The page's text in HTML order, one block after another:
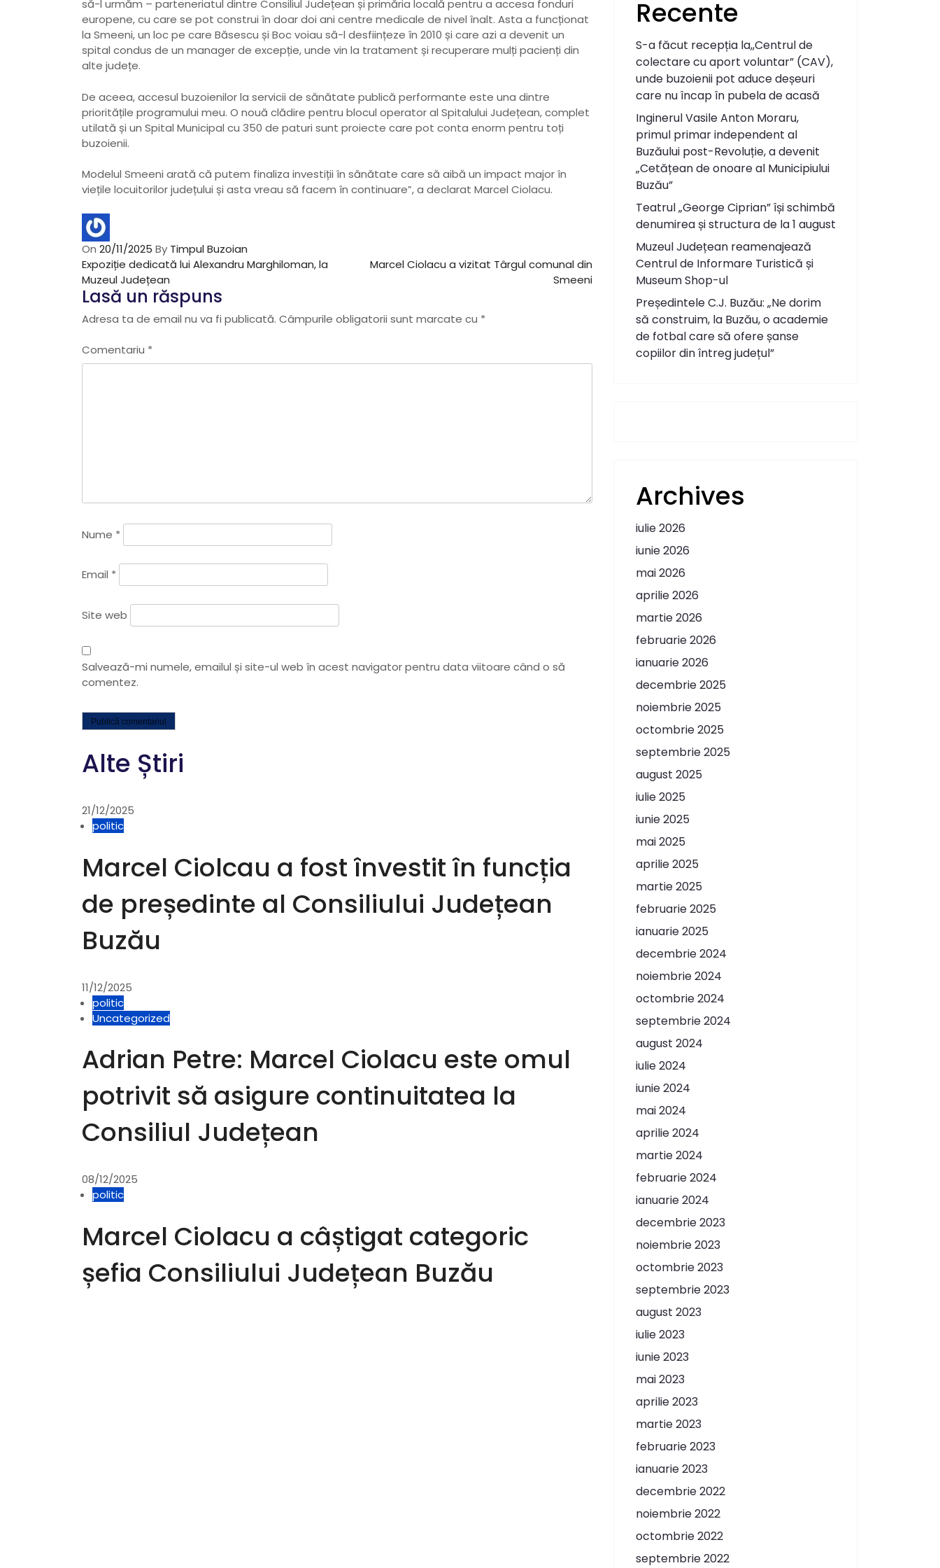
să-l urmăm – parteneriatul dintre Consiliul Județean și primăria locală pentru a accesa fonduri
europene, cu care se pot construi în doar doi ani centre medicale de nivel înalt. Asta a funcționat
la Smeeni, un loc pe care Băsescu și Boc voiau să-l desființeze în 2010 și care azi a devenit un
spital condus de un manager de excepție, unde vin la tratament și recuperare mulți pacienți din
alte județe.
De aceea, accesul buzoienilor la servicii de sănătate publică performante este una dintre
prioritățile programului meu. O nouă clădire pentru blocul operator al Spitalului Județean, complet
utilată și un Spital Municipal cu 350 de paturi sunt proiecte care pot conta enorm pentru toți
buzoienii.
Modelul Smeeni arată că putem finaliza investiții în sănătate care să aibă un impact major în
viețile locuitorilor județului și asta vreau să facem în continuare”, a declarat Marcel Ciolacu.
On 20/11/2025 By Timpul Buzoian
N
a
v
r
e
î
n
a
r
t
c
o
l
e
P
r
e
i
u
Expoziție dedicată lui Alexandru Marghiloman, la
Muzeul Județean
N
P
Marcel Ciolacu a vizitat Târgul comunal din
Smeeni
Lasă un răspuns
Adresa ta de email nu va fi publicată. Câmpurile obligatorii sunt marcate cu *
Comentariu *
Nume *
Email *
Site web
Salvează-mi numele, emailul și site-ul web în acest navigator pentru data viitoare când o să
comentez.
Alte Știri
21/12/2025
politic
Marcel Ciolcau a fost învestit în funcția
de președinte al Consiliului Județean
Buzău
11/12/2025
politic
Uncategorized
Adrian Petre: Marcel Ciolacu este omul
potrivit să asigure continuitatea la
Consiliul Județean
08/12/2025
politic
Marcel Ciolacu a câștigat categoric
șefia Consiliului Județean Buzău
Recente
S-a făcut recepția la,,Centrul de
colectare cu aport voluntar” (CAV),
unde buzoienii pot aduce deșeuri
care nu încap în pubela de acasă
Inginerul Vasile Anton Moraru,
primul primar independent al
Buzăului post-Revoluție, a devenit
„Cetățean de onoare al Municipiului
Buzău”
Teatrul „George Ciprian” își schimbă
denumirea și structura de la 1 august
Muzeul Județean reamenajează
Centrul de Informare Turistică și
Museum Shop-ul
Președintele C.J. Buzău: „Ne dorim
să construim, la Buzău, o academie
de fotbal care să ofere șanse
copiilor din întreg județul”
Archives
iulie 2026
iunie 2026
mai 2026
aprilie 2026
martie 2026
februarie 2026
ianuarie 2026
decembrie 2025
noiembrie 2025
octombrie 2025
septembrie 2025
august 2025
iulie 2025
iunie 2025
mai 2025
aprilie 2025
martie 2025
februarie 2025
ianuarie 2025
decembrie 2024
noiembrie 2024
octombrie 2024
septembrie 2024
august 2024
iulie 2024
iunie 2024
mai 2024
aprilie 2024
martie 2024
februarie 2024
ianuarie 2024
decembrie 2023
noiembrie 2023
octombrie 2023
septembrie 2023
august 2023
iulie 2023
iunie 2023
mai 2023
aprilie 2023
martie 2023
februarie 2023
ianuarie 2023
decembrie 2022
noiembrie 2022
octombrie 2022
septembrie 2022